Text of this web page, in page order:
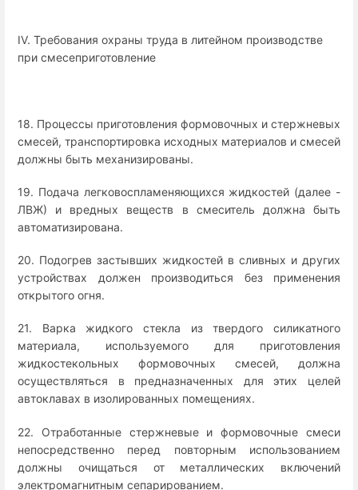
IV. Требования охраны труда в литейном производстве
при смесеприготовление
18. Процессы приготовления формовочных и стержневых
смесей, транспортировка исходных материалов и смесей
должны быть механизированы.
19. Подача легковоспламеняющихся жидкостей (далее -
ЛВЖ) и вредных веществ в смеситель должна быть
автоматизирована.
20. Подогрев застывших жидкостей в сливных и других
устройствах должен производиться без применения
открытого огня.
21. Варка жидкого стекла из твердого силикатного
материала, используемого для приготовления
жидкостекольных формовочных смесей, должна
осуществляться в предназначенных для этих целей
автоклавах в изолированных помещениях.
22. Отработанные стержневые и формовочные смеси
непосредственно перед повторным использованием
должны очищаться от металлических включений
электромагнитным сепарированием.